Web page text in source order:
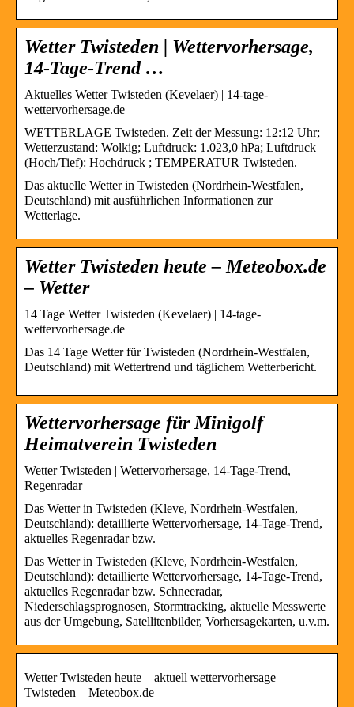
Wetter Twisteden | Wettervorhersage,
14-Tage-Trend …
Aktuelles Wetter Twisteden (Kevelaer) | 14-tage-
wettervorhersage.de
WETTERLAGE Twisteden. Zeit der Messung: 12:12 Uhr;
Wetterzustand: Wolkig; Luftdruck: 1.023,0 hPa; Luftdruck
(Hoch/Tief): Hochdruck ; TEMPERATUR Twisteden.
Das aktuelle Wetter in Twisteden (Nordrhein-Westfalen,
Deutschland) mit ausführlichen Informationen zur
Wetterlage.
Wetter Twisteden heute – Meteobox.de
– Wetter
14 Tage Wetter Twisteden (Kevelaer) | 14-tage-
wettervorhersage.de
Das 14 Tage Wetter für Twisteden (Nordrhein-Westfalen,
Deutschland) mit Wettertrend und täglichem Wetterbericht.
Wettervorhersage für Minigolf
Heimatverein Twisteden
Wetter Twisteden | Wettervorhersage, 14-Tage-Trend,
Regenradar
Das Wetter in Twisteden (Kleve, Nordrhein-Westfalen,
Deutschland): detaillierte Wettervorhersage, 14-Tage-Trend,
aktuelles Regenradar bzw.
Das Wetter in Twisteden (Kleve, Nordrhein-Westfalen,
Deutschland): detaillierte Wettervorhersage, 14-Tage-Trend,
aktuelles Regenradar bzw. Schneeradar,
Niederschlagsprognosen, Stormtracking, aktuelle Messwerte
aus der Umgebung, Satellitenbilder, Vorhersagekarten, u.v.m.
Wetter Twisteden heute – aktuell wettervorhersage
Twisteden – Meteobox.de